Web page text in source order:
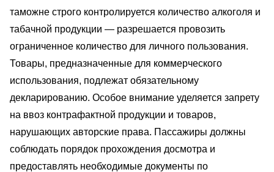
таможне строго контролируется количество алкоголя и
табачной продукции — разрешается провозить
ограниченное количество для личного пользования.
Товары, предназначенные для коммерческого
использования, подлежат обязательному
декларированию. Особое внимание уделяется запрету
на ввоз контрафактной продукции и товаров,
нарушающих авторские права. Пассажиры должны
соблюдать порядок прохождения досмотра и
предоставлять необходимые документы по